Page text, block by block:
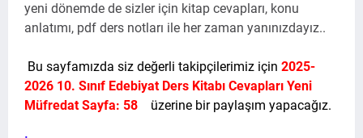
yeni dönemde de sizler için kitap cevapları, konu
anlatımı, pdf ders notları ile her zaman yanınızdayız..
Bu sayfamızda siz değerli takipçilerimiz için 2025-
2026 10. Sınıf Edebiyat Ders Kitabı Cevapları Yeni
Müfredat Sayfa: 58
üzerine bir paylaşım yapacağız.